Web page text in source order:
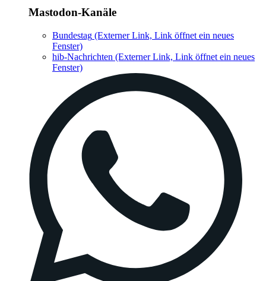
Mastodon-Kanäle
Bundestag (Externer Link, Link öffnet ein neues
Fenster)
hib-Nachrichten (Externer Link, Link öffnet ein neues
Fenster)